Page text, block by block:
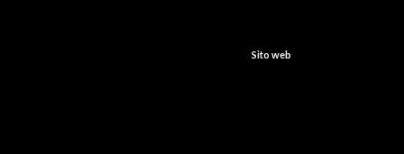
Sito web